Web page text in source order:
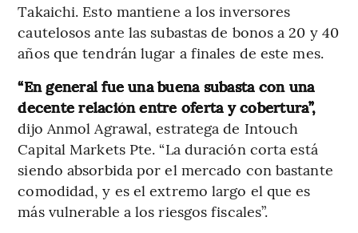
Takaichi. Esto mantiene a los inversores
cautelosos ante las subastas de bonos a 20 y 40
años que tendrán lugar a finales de este mes.
“En general fue una buena subasta con una
decente relación entre oferta y cobertura”,
dijo Anmol Agrawal, estratega de Intouch
Capital Markets Pte. “La duración corta está
siendo absorbida por el mercado con bastante
comodidad, y es el extremo largo el que es
más vulnerable a los riesgos fiscales”.